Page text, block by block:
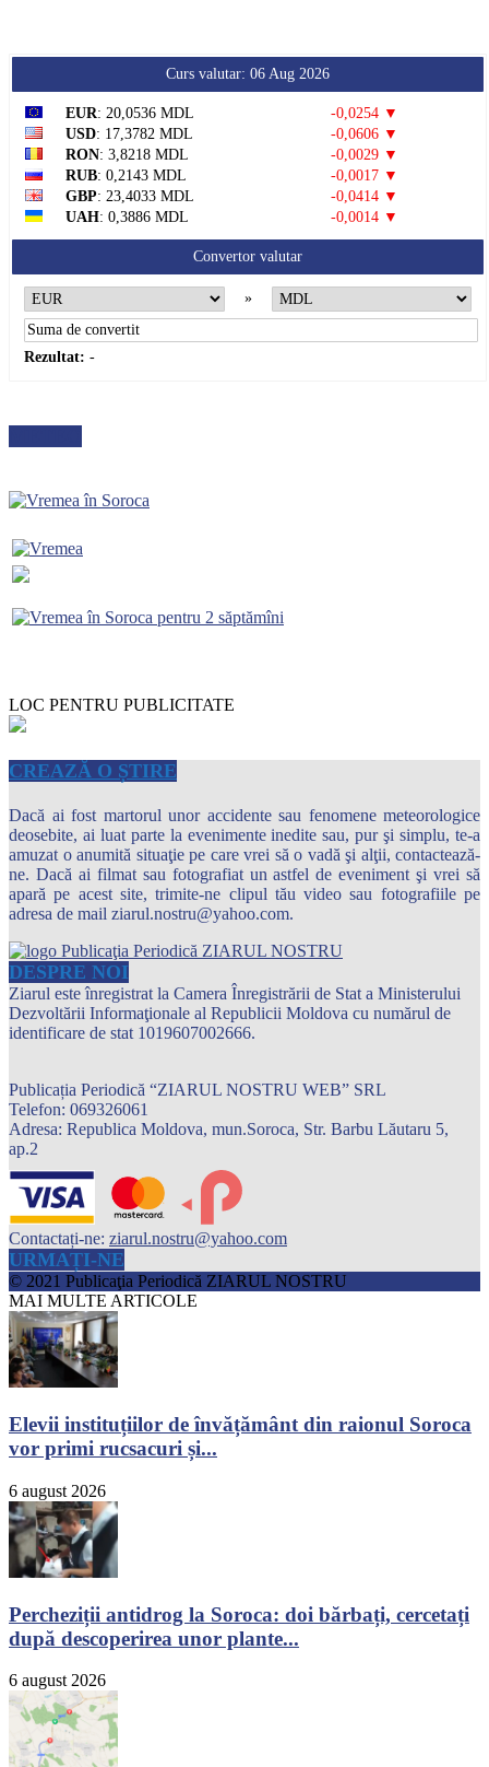
Curs valutar: 06 Aug 2026
EUR: 20,0536 MDL
-0,0254 ▼
USD: 17,3782 MDL
-0,0606 ▼
RON: 3,8218 MDL
-0,0029 ▼
RUB: 0,2143 MDL
-0,0017 ▼
GBP: 23,4033 MDL
-0,0414 ▼
UAH: 0,3886 MDL -0,0014 ▼
Convertor valutar
»
Rezultat: -
LOC PENTRU PUBLICITATE
CREAZĂ O ȘTIRE
Dacă ai fost martorul unor accidente sau fenomene meteorologice
deosebite, ai luat parte la evenimente inedite sau, pur şi simplu, te-a
amuzat o anumită situaţie pe care vrei să o vadă şi alţii, contactează-
ne. Dacă ai filmat sau fotografiat un astfel de eveniment şi vrei să
apară pe acest site, trimite-ne clipul tău video sau fotografiile pe
adresa de mail ziarul.nostru@yahoo.com.
DESPRE NOI
Ziarul este înregistrat la Camera Înregistrării de Stat a Ministerului
Dezvoltării Informaţionale al Republicii Moldova cu numărul de
identificare de stat 1019607002666.
Publicația Periodică “ZIARUL NOSTRU WEB” SRL
Telefon: 069326061
Adresa: Republica Moldova, mun.Soroca, Str. Barbu Lăutaru 5,
ap.2
Contactați-ne: ziarul.nostru@yahoo.com
URMAȚI-NE
© 2021 Publicaţia Periodică ZIARUL NOSTRU
MAI MULTE ARTICOLE
Elevii instituțiilor de învățământ din raionul Soroca
vor primi rucsacuri și...
6 august 2026
Percheziții antidrog la Soroca: doi bărbați, cercetați
după descoperirea unor plante...
6 august 2026